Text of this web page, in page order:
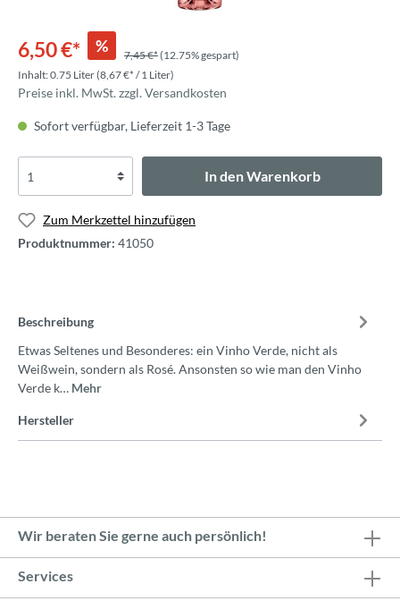
6,50 €* % 7,45 €*(12.75% gespart)
Inhalt:0.75 Liter(8,67 €* / 1 Liter)
Preise inkl. MwSt. zzgl. Versandkosten
Sofort verfügbar, Lieferzeit 1-3 Tage
In den Warenkorb
Zum Merkzettel hinzufügen
Produktnummer: 41050
Beschreibung
Etwas Seltenes und Besonderes: ein Vinho Verde, nicht als
Weißwein, sondern als Rosé. Ansonsten so wie man den Vinho
Verde k… Mehr
Hersteller
Wir beraten Sie gerne auch persönlich!
Services